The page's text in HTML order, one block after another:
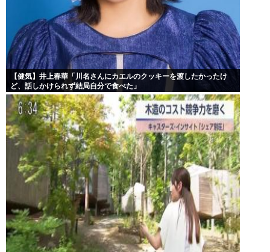
【健気】井上春華「川名さんにカエルのクッキーを渡したかったけ
ど、話しかけられず結局自分で食べた」